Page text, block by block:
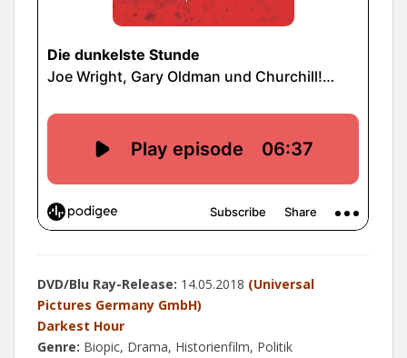
DVD/Blu Ray-Release: 14.05.2018 (Universal
Pictures Germany GmbH)
Darkest Hour
Genre: Biopic, Drama, Historienfilm, Politik